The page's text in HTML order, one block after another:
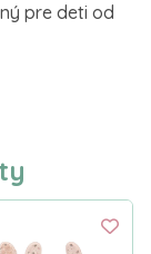
pre deti od